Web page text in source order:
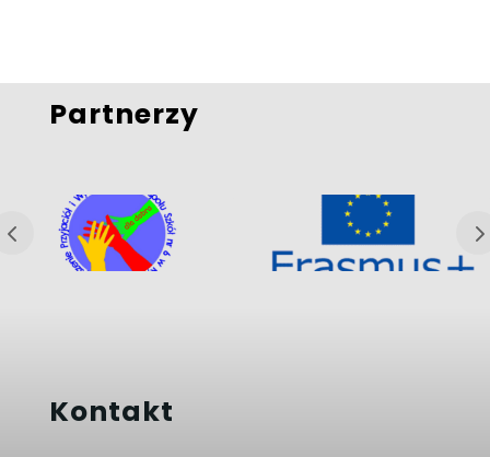
Partnerzy
Kontakt